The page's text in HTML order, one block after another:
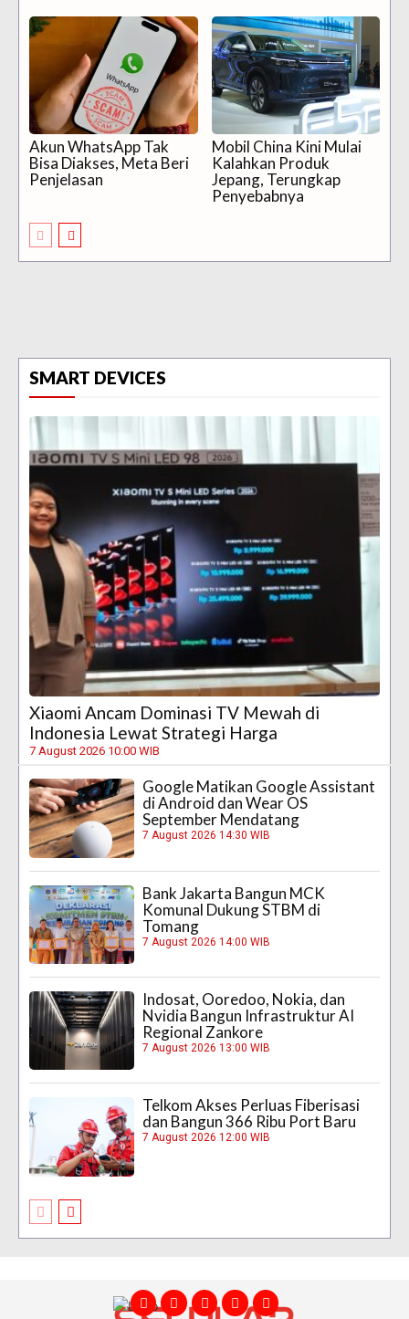
Akun WhatsApp Tak
Bisa Diakses, Meta Beri
Penjelasan
Mobil China Kini Mulai
Kalahkan Produk
Jepang, Terungkap
Penyebabnya
SMART DEVICES
Xiaomi Ancam Dominasi TV Mewah di
Indonesia Lewat Strategi Harga
7 August 2026 10:00 WIB
Google Matikan Google Assistant
di Android dan Wear OS
September Mendatang
7 August 2026 14:30 WIB
Bank Jakarta Bangun MCK
Komunal Dukung STBM di
Tomang
7 August 2026 14:00 WIB
Indosat, Ooredoo, Nokia, dan
Nvidia Bangun Infrastruktur AI
Regional Zankore
7 August 2026 13:00 WIB
Telkom Akses Perluas Fiberisasi
dan Bangun 366 Ribu Port Baru
7 August 2026 12:00 WIB